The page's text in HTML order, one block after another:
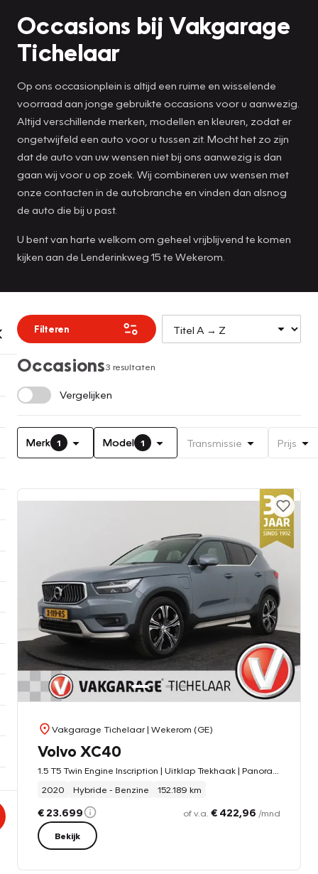
Occasions bij Vakgarage
Tichelaar
Op ons occasionplein is altijd een ruime en wisselende
voorraad aan jonge gebruikte occasions voor u aanwezig.
Altijd verschillende merken, modellen en kleuren, zodat er
ongetwijfeld een auto voor u tussen zit. Mocht het zo zijn
dat de auto van uw wensen niet bij ons aanwezig is dan
gaan wij voor u op zoek. Wij combineren uw wensen met
onze contacten in de autobranche en vinden dan alsnog
de auto die bij u past.
U bent van harte welkom om geheel vrijblijvend te komen
kijken aan de Lenderinkweg 15 te Wekerom.
Filteren
Occasions3 resultaten
Vergelijken
Merk 1 Model 1 Transmissie Prijs
Vakgarage Tichelaar| Wekerom (GE)
Volvo XC40
2020
Hybride - Benzine 152.189 km
€ 23.699 of v.a. € 422,96 /mnd
Bekijk